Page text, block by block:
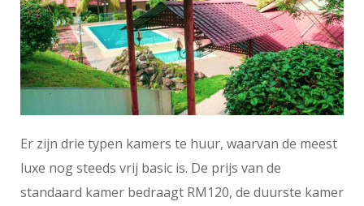
Er zijn drie typen kamers te huur, waarvan de meest
luxe nog steeds vrij basic is. De prijs van de
standaard kamer bedraagt RM120, de duurste kamer